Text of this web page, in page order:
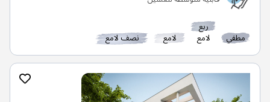
مطفي
ربع
لامع لامع نصف لامع